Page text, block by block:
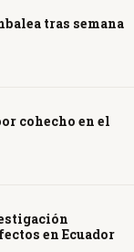
tras semana
cohecho en el
en Ecuador